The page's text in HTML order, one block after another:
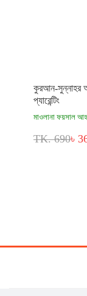
কুরআন-সুন্নাহর
প্যারেন্টিং
মাওলানা ফয়সাল
TK. 690৳